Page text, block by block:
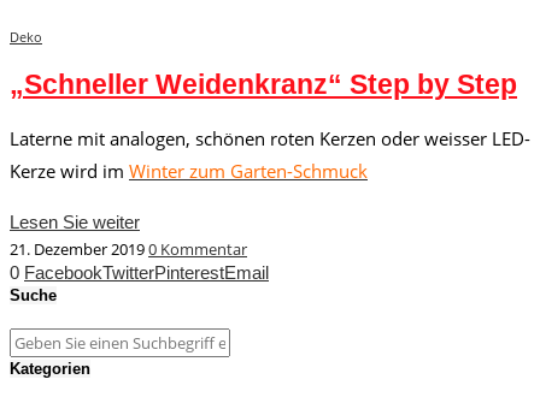
Deko
„Schneller Weidenkranz“ Step by Step
Laterne mit analogen, schönen roten Kerzen oder weisser LED-
Kerze wird im Winter zum Garten-Schmuck
Lesen Sie weiter
21. Dezember 20190 Kommentar
0 FacebookTwitterPinterestEmail
Suche
Kategorien